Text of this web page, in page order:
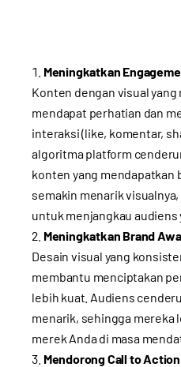
Meningkatkan
Konten dengan visual
mendapat perhatian dan
interaksi (like, komentar,
algoritma platform
konten yang mendapatkan
semakin menarik
untuk menjangkau audiens
Meningkatkan Brand
Desain visual yang
membantu menciptakan
lebih kuat. Audiens
menarik, sehingga mereka
merek Anda di masa
Mendorong Call to